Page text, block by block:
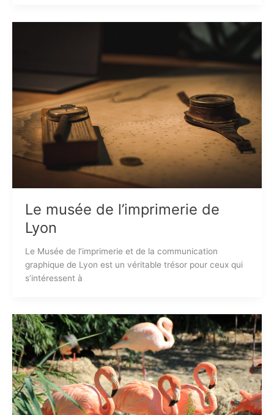
Le musée de l’imprimerie de
Lyon
Le Musée de l’imprimerie et de la communication
graphique de Lyon est un véritable trésor pour ceux qui
s’intéressent à